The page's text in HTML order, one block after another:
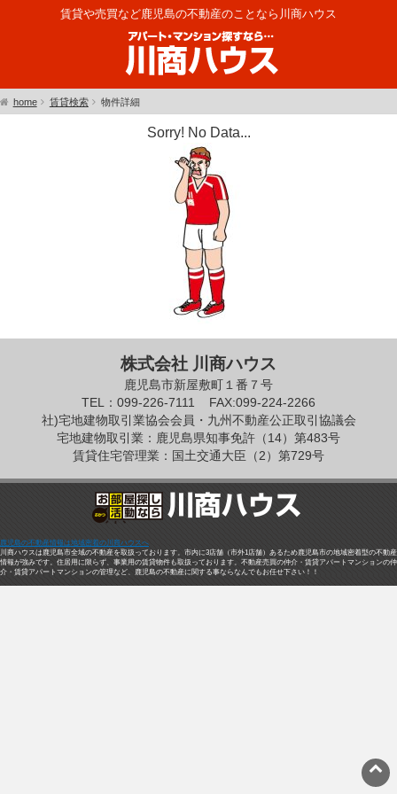
賃貸や売買など鹿児島の不動産のことなら川商ハウス
home 賃貸検索 物件詳細
Sorry! No Data...
株式会社 川商ハウス
鹿児島市新屋敷町１番７号
TEL：099-226-7111
FAX:099-224-2266
社)宅地建物取引業協会会員・九州不動産公正取引協議会
宅地建物取引業：鹿児島県知事免許（14）第483号
賃貸住宅管理業：国土交通大臣（2）第729号
鹿児島の不動産情報は地域密着の川商ハウスへ
川商ハウスは鹿児島市全域の不動産を取扱っております。市内に3店舗（市外1店舗）あるため鹿児島市の地域密着型の不動産
情報が強みです。住居用に限らず、事業用の賃貸物件も取扱っております。不動産売買の仲介・賃貸アパートマンションの仲
介・賃貸アパートマンションの管理など、鹿児島の不動産に関する事ならなんでもお任せ下さい！！